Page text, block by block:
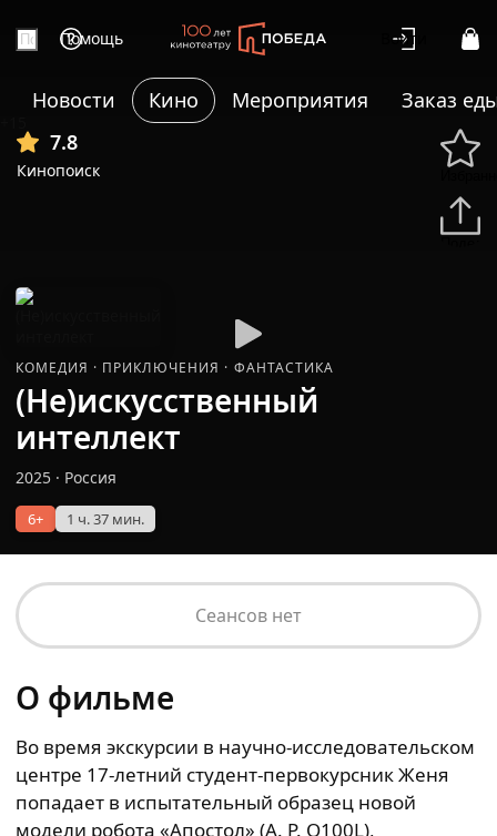
Помощь Войти
Новости Кино Мероприятия
Заказ
7.8
Кинопоиск
КОМЕДИЯ · ПРИКЛЮЧЕНИЯ · ФАНТАСТИКА
(Не)искусственный
интеллект
2025 · Россия
6+ 1 ч. 37 мин.
Сеансов нет
О фильме
Во время экскурсии в научно-исследовательском
центре 17-летний студент-первокурсник Женя
попадает в испытательный образец новой
модели робота «Апостол» (A. P. O100L),